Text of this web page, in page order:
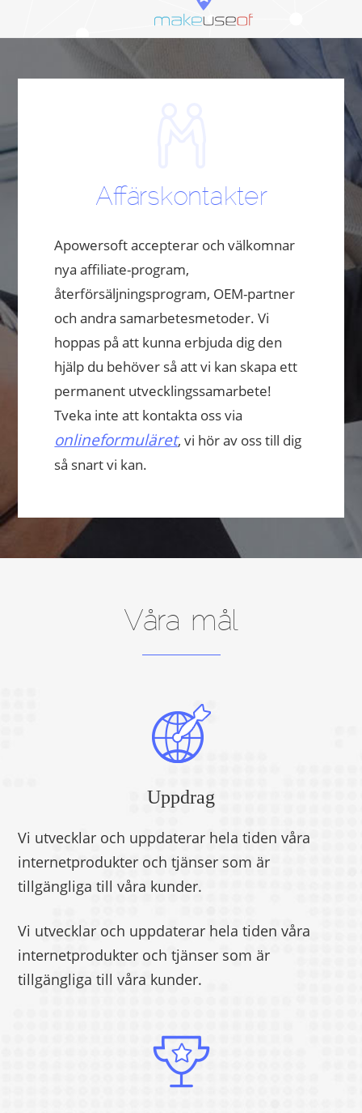
Affärskontakter
Apowersoft accepterar och välkomnar
nya affiliate-program,
återförsäljningsprogram, OEM-partner
och andra samarbetesmetoder. Vi
hoppas på att kunna erbjuda dig den
hjälp du behöver så att vi kan skapa ett
permanent utvecklingssamarbete!
Tveka inte att kontakta oss via
onlineformuläret, vi hör av oss till dig
så snart vi kan.
Våra mål
Uppdrag
Vi utvecklar och uppdaterar hela tiden våra
internetprodukter och tjänser som är
tillgängliga till våra kunder.
Vi utvecklar och uppdaterar hela tiden våra
internetprodukter och tjänser som är
tillgängliga till våra kunder.